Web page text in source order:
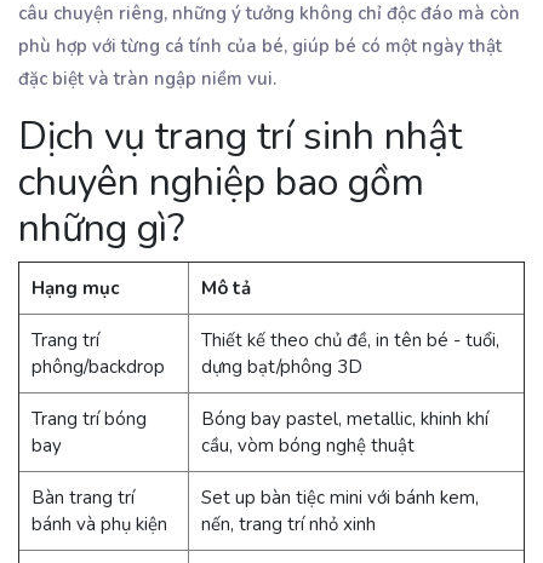
câu chuyện riêng, những ý tưởng không chỉ độc đáo mà còn
phù hợp với từng cá tính của bé, giúp bé có một ngày thật
đặc biệt và tràn ngập niềm vui.
Dịch vụ trang trí sinh nhật
chuyên nghiệp bao gồm
những gì?
Hạng mục Mô tả
Trang trí
phông/backdrop
Thiết kế theo chủ đề, in tên bé - tuổi,
dựng bạt/phông 3D
Trang trí bóng
bay
Bóng bay pastel, metallic, khinh khí
cầu, vòm bóng nghệ thuật
Bàn trang trí
bánh và phụ kiện
Set up bàn tiệc mini với bánh kem,
nến, trang trí nhỏ xinh